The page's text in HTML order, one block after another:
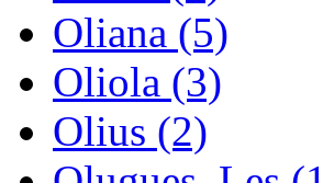
Oliana (5)
Oliola (3)
Olius (2)